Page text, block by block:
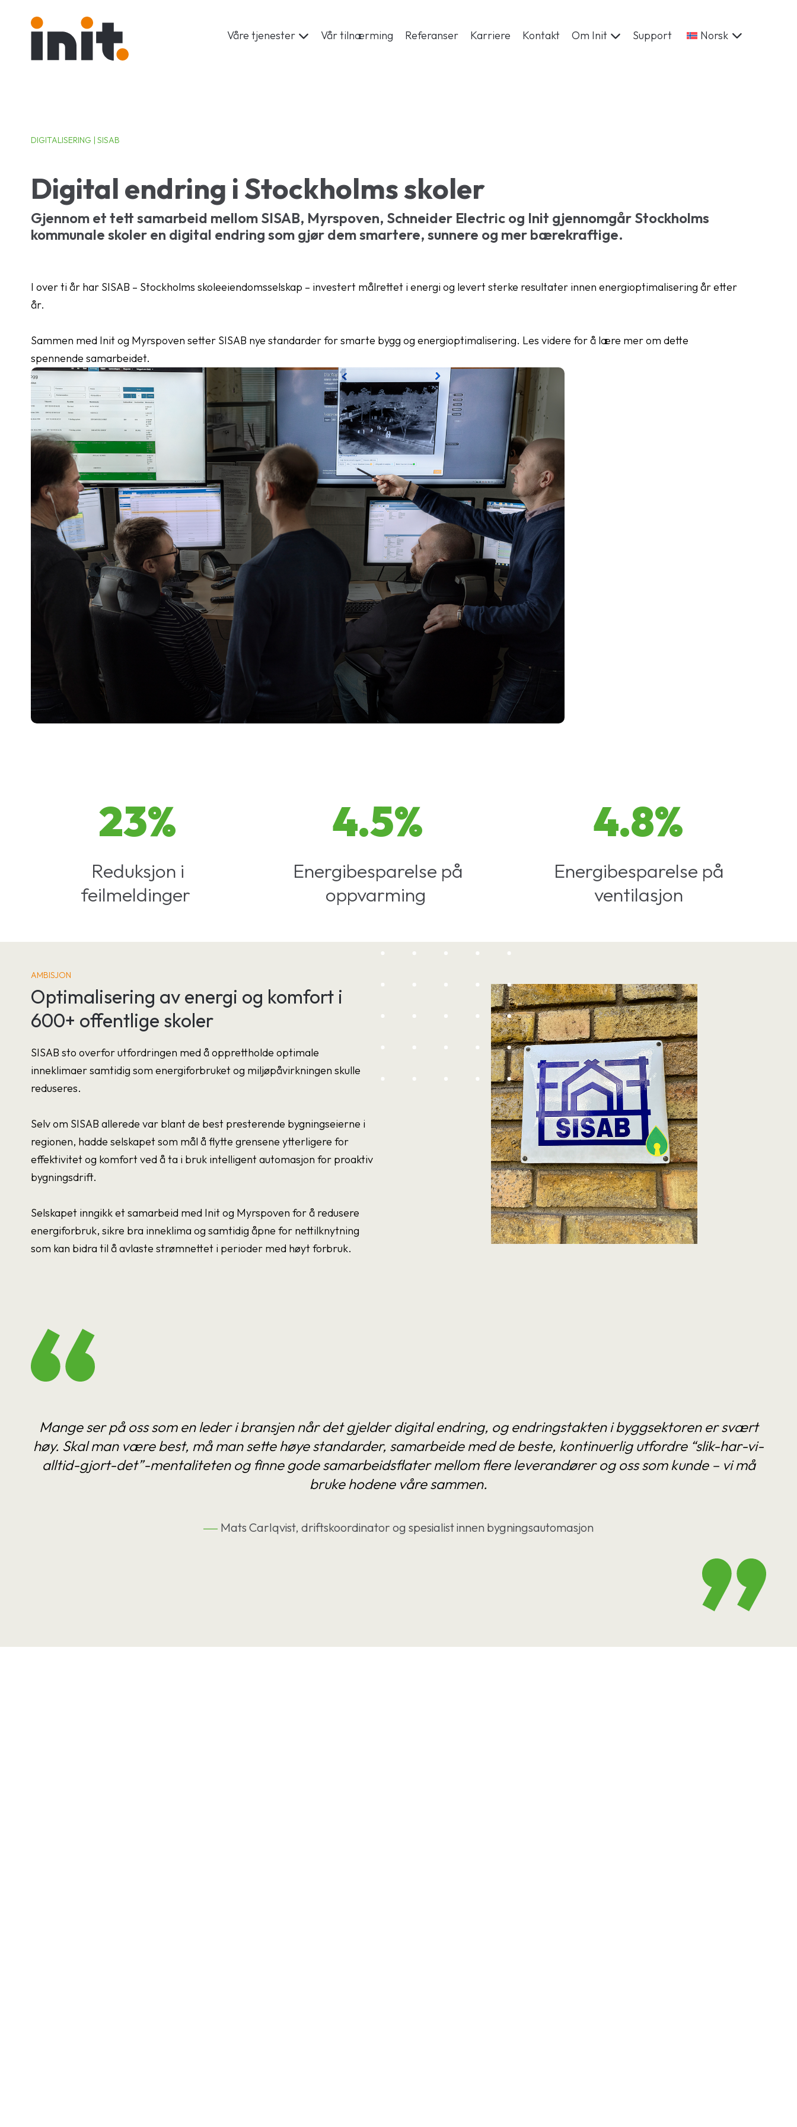
Våre tjenester Vår tilnærming Referanser Karriere Kontakt Om Init Support Norsk
DIGITALISERING | SISAB
Digital endring i Stockholms skoler
Gjennom et tett samarbeid mellom SISAB, Myrspoven, Schneider Electric og Init gjennomgår Stockholms
kommunale skoler en digital endring som gjør dem smartere, sunnere og mer bærekraftige.
I over ti år har SISAB – Stockholms skoleeiendomsselskap – investert målrettet i energi og levert sterke resultater innen energioptimalisering år etter
år.
Sammen med Init og Myrspoven setter SISAB nye standarder for smarte bygg og energioptimalisering. Les videre for å lære mer om dette
spennende samarbeidet.
23%
Reduksjon i
feilmeldinger
4.5%
Energibesparelse på
oppvarming
4.8%
Energibesparelse på
ventilasjon
AMBISJON
Optimalisering av energi og komfort i
600+ offentlige skoler
SISAB sto overfor utfordringen med å opprettholde optimale
inneklimaer samtidig som energiforbruket og miljøpåvirkningen skulle
reduseres.
Selv om SISAB allerede var blant de best presterende bygningseierne i
regionen, hadde selskapet som mål å flytte grensene ytterligere for
effektivitet og komfort ved å ta i bruk intelligent automasjon for proaktiv
bygningsdrift.
Selskapet inngikk et samarbeid med Init og Myrspoven for å redusere
energiforbruk, sikre bra inneklima og samtidig åpne for nettilknytning
som kan bidra til å avlaste strømnettet i perioder med høyt forbruk.
Mange ser på oss som en leder i bransjen når det gjelder digital endring, og endringstakten i byggsektoren er svært
høy. Skal man være best, må man sette høye standarder, samarbeide med de beste, kontinuerlig utfordre “slik-har-vi-
alltid-gjort-det”-mentaliteten og finne gode samarbeidsflater mellom flere leverandører og oss som kunde – vi må
bruke hodene våre sammen.
Mats Carlqvist, driftskoordinator og spesialist innen bygningsautomasjon